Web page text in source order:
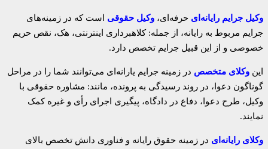
وکیل جرایم رایانه‌ای حرفه‌ای، وکیل حقوقی است که در زمینه‌های
جرایم مربوط به رایانه، از جمله: کلاهبرداری اینترنتی، هک، نقص حریم
خصوصی و از این قبیل جرایم تخصص دارد.
این وکلای متخصص در زمینه جرایم یارانه‌ای می‌توانند شما را در مراحل
گوناگون دعوا، در روند رسیدگی به پرونده، مانند: مشاوره حقوقی با
وکیل، طرح دعوا، دفاع در دادگاه، پیگیری اجرای رأی و غیره کمک
نمایند.
وکلای رایانه‌ای در زمینه حقوق رایانه و فناوری دانش تخصص بالای